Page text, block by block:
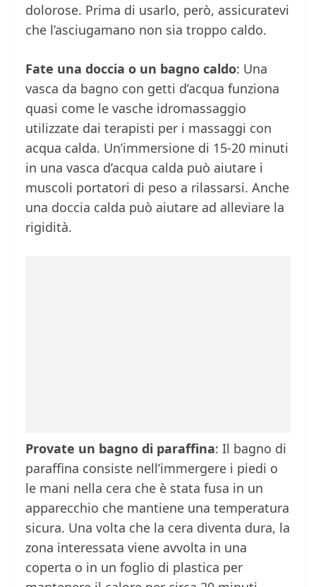
dolorose. Prima di usarlo, però, assicuratevi
che l’asciugamano non sia troppo caldo.
Fate una doccia o un bagno caldo: Una
vasca da bagno con getti d’acqua funziona
quasi come le vasche idromassaggio
utilizzate dai terapisti per i massaggi con
acqua calda. Un’immersione di 15-20 minuti
in una vasca d’acqua calda può aiutare i
muscoli portatori di peso a rilassarsi. Anche
una doccia calda può aiutare ad alleviare la
rigidità.
Provate un bagno di paraffina: Il bagno di
paraffina consiste nell’immergere i piedi o
le mani nella cera che è stata fusa in un
apparecchio che mantiene una temperatura
sicura. Una volta che la cera diventa dura, la
zona interessata viene avvolta in una
coperta o in un foglio di plastica per